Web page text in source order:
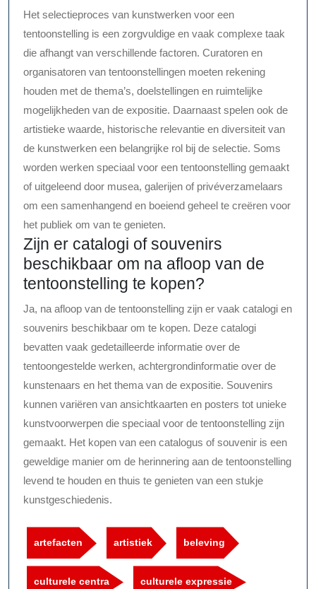
Het selectieproces van kunstwerken voor een
tentoonstelling is een zorgvuldige en vaak complexe taak
die afhangt van verschillende factoren. Curatoren en
organisatoren van tentoonstellingen moeten rekening
houden met de thema’s, doelstellingen en ruimtelijke
mogelijkheden van de expositie. Daarnaast spelen ook de
artistieke waarde, historische relevantie en diversiteit van
de kunstwerken een belangrijke rol bij de selectie. Soms
worden werken speciaal voor een tentoonstelling gemaakt
of uitgeleend door musea, galerijen of privéverzamelaars
om een samenhangend en boeiend geheel te creëren voor
het publiek om van te genieten.
Zijn er catalogi of souvenirs
beschikbaar om na afloop van de
tentoonstelling te kopen?
Ja, na afloop van de tentoonstelling zijn er vaak catalogi en
souvenirs beschikbaar om te kopen. Deze catalogi
bevatten vaak gedetailleerde informatie over de
tentoongestelde werken, achtergrondinformatie over de
kunstenaars en het thema van de expositie. Souvenirs
kunnen variëren van ansichtkaarten en posters tot unieke
kunstvoorwerpen die speciaal voor de tentoonstelling zijn
gemaakt. Het kopen van een catalogus of souvenir is een
geweldige manier om de herinnering aan de tentoonstelling
levend te houden en thuis te genieten van een stukje
kunstgeschiedenis.
artefacten artistiek beleving
culturele centra culturele expressie